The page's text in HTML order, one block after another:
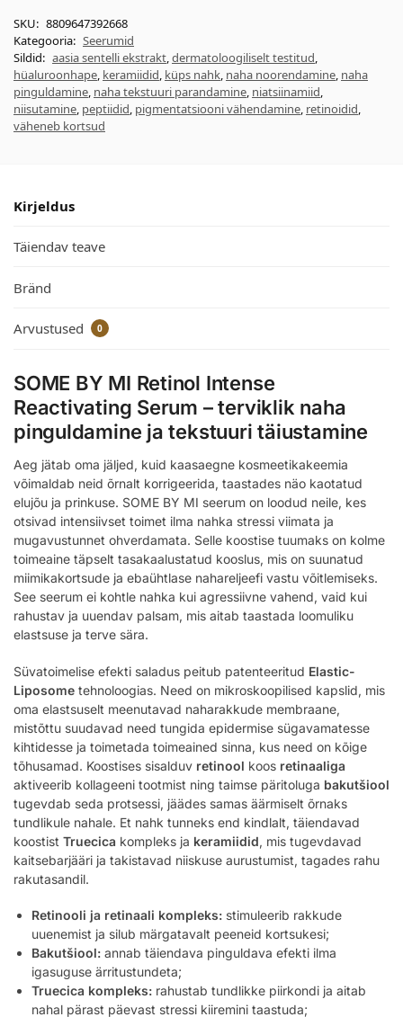
SKU: 8809647392668
Kategooria: Seerumid
Sildid: aasia sentelli ekstrakt,dermatoloogiliselt testitud,
hüaluroonhape, keramiidid, küps nahk, naha noorendamine, naha
pinguldamine, naha tekstuuri parandamine, niatsiinamiid,
niisutamine, peptiidid, pigmentatsiooni vähendamine, retinoidid,
väheneb kortsud
Kirjeldus
Täiendav teave
Bränd
Arvustused 0
SOME BY MI Retinol Intense
Reactivating Serum – terviklik naha
pinguldamine ja tekstuuri täiustamine
Aeg jätab oma jäljed, kuid kaasaegne kosmeetikakeemia
võimaldab neid õrnalt korrigeerida, taastades näo kaotatud
elujõu ja prinkuse. SOME BY MI seerum on loodud neile, kes
otsivad intensiivset toimet ilma nahka stressi viimata ja
mugavustunnet ohverdamata. Selle koostise tuumaks on kolme
toimeaine täpselt tasakaalustatud kooslus, mis on suunatud
miimikakortsude ja ebaühtlase nahareljeefi vastu võitlemiseks.
See seerum ei kohtle nahka kui agressiivne vahend, vaid kui
rahustav ja uuendav palsam, mis aitab taastada loomuliku
elastsuse ja terve sära.
Süvatoimelise efekti saladus peitub patenteeritud Elastic-
Liposome tehnoloogias. Need on mikroskoopilised kapslid, mis
oma elastsuselt meenutavad naharakkude membraane,
mistõttu suudavad need tungida epidermise sügavamatesse
kihtidesse ja toimetada toimeained sinna, kus need on kõige
tõhusamad. Koostises sisalduv retinool koos retinaaliga
aktiveerib kollageeni tootmist ning taimse päritoluga bakutšiool
tugevdab seda protsessi, jäädes samas äärmiselt õrnaks
tundlikule nahale. Et nahk tunneks end kindlalt, täiendavad
koostist Truecica kompleks ja keramiidid, mis tugevdavad
kaitsebarjääri ja takistavad niiskuse aurustumist, tagades rahu
rakutasandil.
Retinooli ja retinaali kompleks: stimuleerib rakkude
uuenemist ja silub märgatavalt peeneid kortsukesi;
Bakutšiool: annab täiendava pinguldava efekti ilma
igasuguse ärritustundeta;
Truecica kompleks: rahustab tundlikke piirkondi ja aitab
nahal pärast päevast stressi kiiremini taastuda;